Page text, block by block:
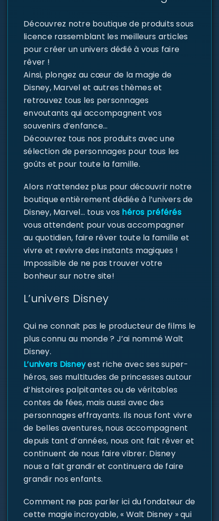
Découvrez notre boutique de produits sous
licence rassemblant les meilleurs articles
pour créer un univers dédié à vous faire
rêver !
Ainsi, plongez au cœur de la magie de
Disney, Marvel et autres thèmes et
retrouvez tous les personnages
envoutants qui accompagnent vos
souvenirs d’enfance…
Découvrez tous nos produits avec une
sélection de personnages pour tous les
goûts et pour toute la famille.
Alors n’attendez plus pour découvrir notre
boutique entièrement dédiée à l’univers de
Disney, Marvel… tous vos héros préférés
vous attendent pour vous accompagner
au quotidien, faire rêver toute la famille et
vivre et revivre des instants magiques !
Impossible de ne pas trouver votre
bonheur sur notre site!
L’univers Disney
Qui ne connait pas le producteur de films le
plus connu au monde ? J’ai nommé Walt
Disney.
L’univers Disneyest riche avec ses super-
héros, ses multitudes de princesses autour
d’histoires palpitantes ou de véritables
contes de fées, mais aussi avec des
personnages effrayants. Ils nous font vivre
de belles aventures, nous accompagnent
depuis tant d’années, nous ont fait rêver et
continuent de nous faire vibrer. Disney
nous a fait grandir et continuera de faire
grandir nos enfants.
Comment ne pas parler ici du fondateur de
cette magie incroyable, « Walt Disney » qui